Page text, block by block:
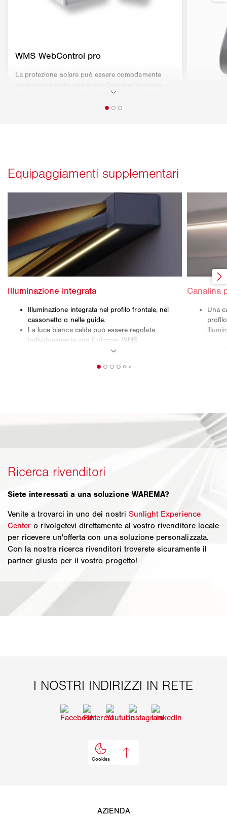
Siete interessati a una soluzione WAREMA?
Venite a trovarci in uno dei nostri Sunlight Experience
Center o rivolgetevi direttamente al vostro rivenditore locale
per ricevere un'offerta con una soluzione personalizzata.
Con la nostra ricerca rivenditori troverete sicuramente il
partner giusto per il vostro progetto!